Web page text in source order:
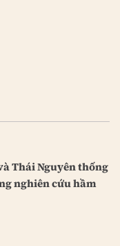
Thái Nguyên thống
nghiên cứu hầm